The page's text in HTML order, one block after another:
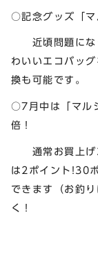
○記念グッズ「マ
近頃問題にな
わいいエコバッ
換も可能です。
○7月中は「マル
倍！
通常お買上げ
は2ポイント!30
できます（お釣
く！